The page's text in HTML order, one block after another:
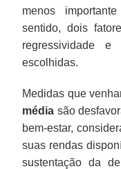
menos
sentido, dois
regressividade
escolhidas.
Medidas que
média são
bem-estar,
suas rendas
sustentação da